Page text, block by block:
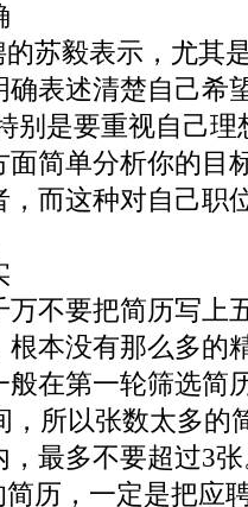
毅表示，尤其
表述清楚自己希
别是要重视自己
简单分析你的目
而这种对自己职
要把简历写上
本没有那么多的
在第一轮筛选简
所以张数太多的
最多不要超过3
历，一定是把应